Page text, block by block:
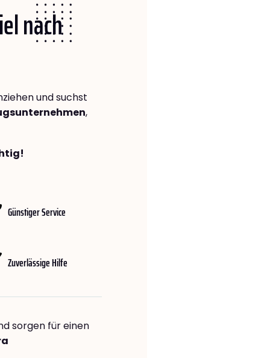
nach
und suchst
,
Günstiger Service
Zuverlässige Hilfe
sorgen für einen